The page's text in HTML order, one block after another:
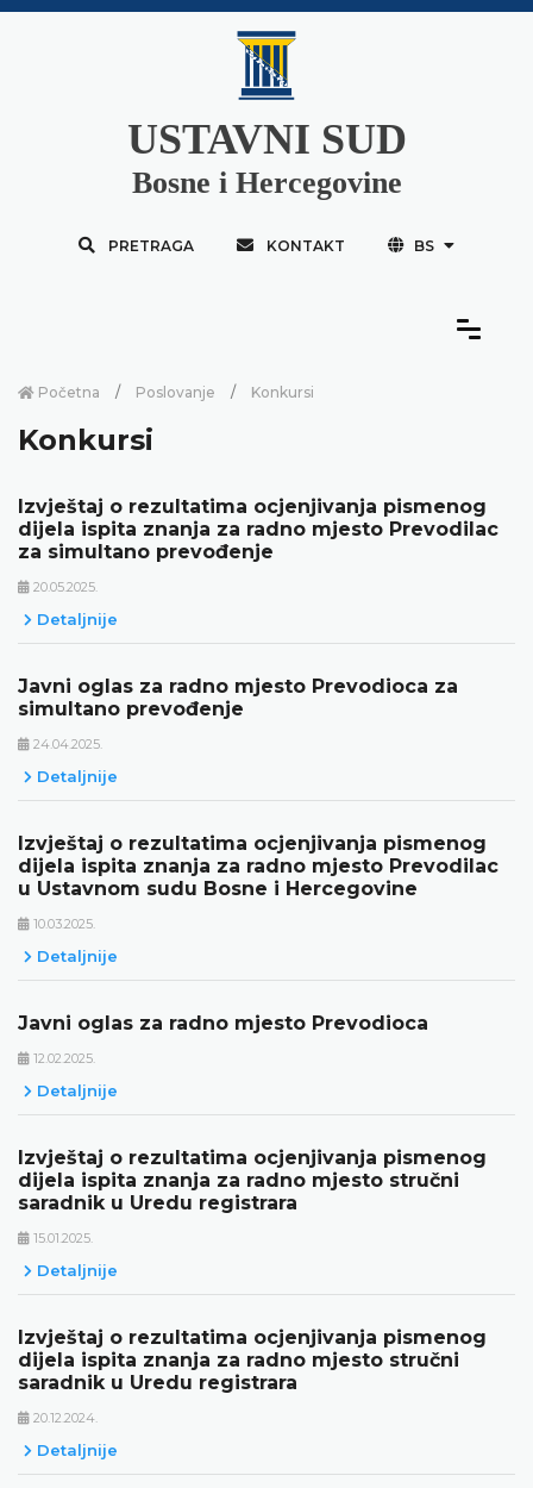
USTAVNI SUD
Bosne i Hercegovine
PRETRAGA KONTAKT BS
Početna Poslovanje Konkursi
Konkursi
Izvještaj o rezultatima ocjenjivanja pismenog
dijela ispita znanja za radno mjesto Prevodilac
za simultano prevođenje
20.05.2025.
Detaljnije
Javni oglas za radno mjesto Prevodioca za
simultano prevođenje
24.04.2025.
Detaljnije
Izvještaj o rezultatima ocjenjivanja pismenog
dijela ispita znanja za radno mjesto Prevodilac
u Ustavnom sudu Bosne i Hercegovine
10.03.2025.
Detaljnije
Javni oglas za radno mjesto Prevodioca
12.02.2025.
Detaljnije
Izvještaj o rezultatima ocjenjivanja pismenog
dijela ispita znanja za radno mjesto stručni
saradnik u Uredu registrara
15.01.2025.
Detaljnije
Izvještaj o rezultatima ocjenjivanja pismenog
dijela ispita znanja za radno mjesto stručni
saradnik u Uredu registrara
20.12.2024.
Detaljnije